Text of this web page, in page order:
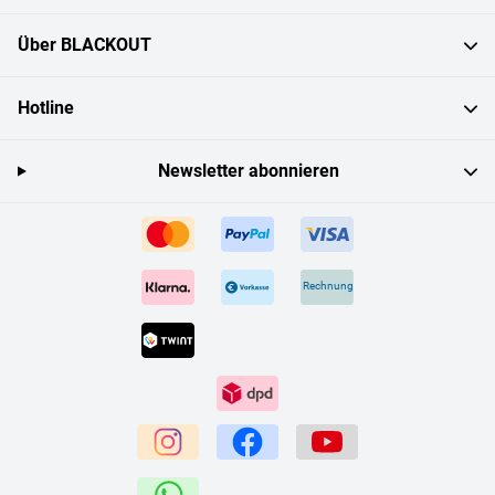
Über BLACKOUT
Hotline
Rechnung
Newsletter abonnieren